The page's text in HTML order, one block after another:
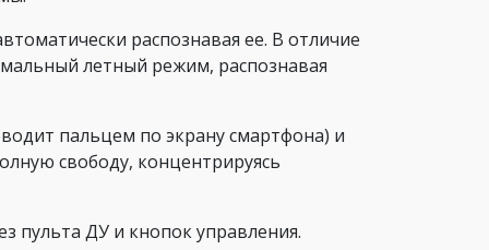
распознавая ее. В отличие
летный режим, распознавая
пальцем по экрану смартфона) и
свободу, концентрируясь
пульта ДУ и кнопок управления.